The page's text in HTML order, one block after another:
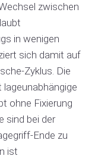
zwischen
in wenigen
sich damit auf
Zyklus. Die
ohne Fixierung
sind bei der
Ende zu
ist